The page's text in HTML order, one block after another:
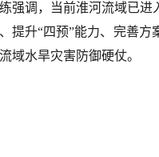
强调，当前淮河流域已进
提升“四预”能力、完善
域水旱灾害防御硬仗。